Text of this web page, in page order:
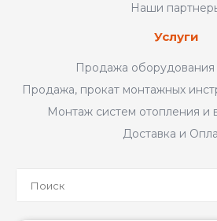
Наши
Услуги
Продажа
Продажа, прокат монтажных
Монтаж систем отопления и
Доставка и